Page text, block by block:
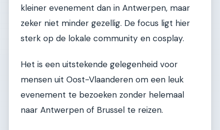
kleiner evenement dan in Antwerpen, maar
zeker niet minder gezellig. De focus ligt hier
sterk op de lokale community en cosplay.
Het is een uitstekende gelegenheid voor
mensen uit Oost-Vlaanderen om een leuk
evenement te bezoeken zonder helemaal
naar Antwerpen of Brussel te reizen.